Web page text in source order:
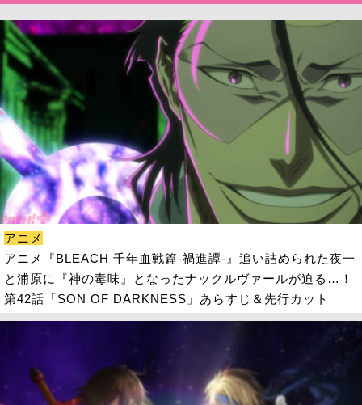
アニメ
アニメ『BLEACH 千年血戦篇-禍進譚-』追い詰められた夜一
と浦原に『神の毒味』となったナックルヴァールが迫る…！
第42話「SON OF DARKNESS」あらすじ＆先行カット